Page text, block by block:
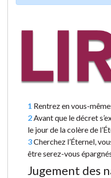
1 Rentrez en vous-
2 Avant que le décret
le jour de la colère de
3Cherchez l’Éternel,
être serez-vous
Jugement des